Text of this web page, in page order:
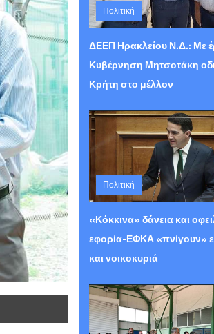
Πολιτική
Παρασκευή 07 Αυγούστου
ΔΕΕΠ Ηρακλείου Ν.Δ.: Με
Κυβέρνηση Μητσοτάκη
Κρήτη στο μέλλον
Πολιτική
Πέμπτη 06 Αυγούστου
«Κόκκινα» δάνεια και
εφορία-ΕΦΚΑ «πνίγουν»
και νοικοκυριά